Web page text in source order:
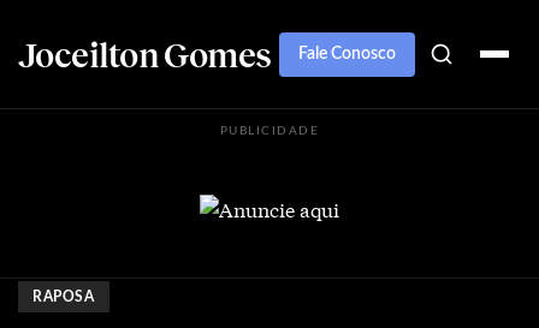
Joceilton Gomes Fale Conosco
PUBLICIDADE
RAPOSA